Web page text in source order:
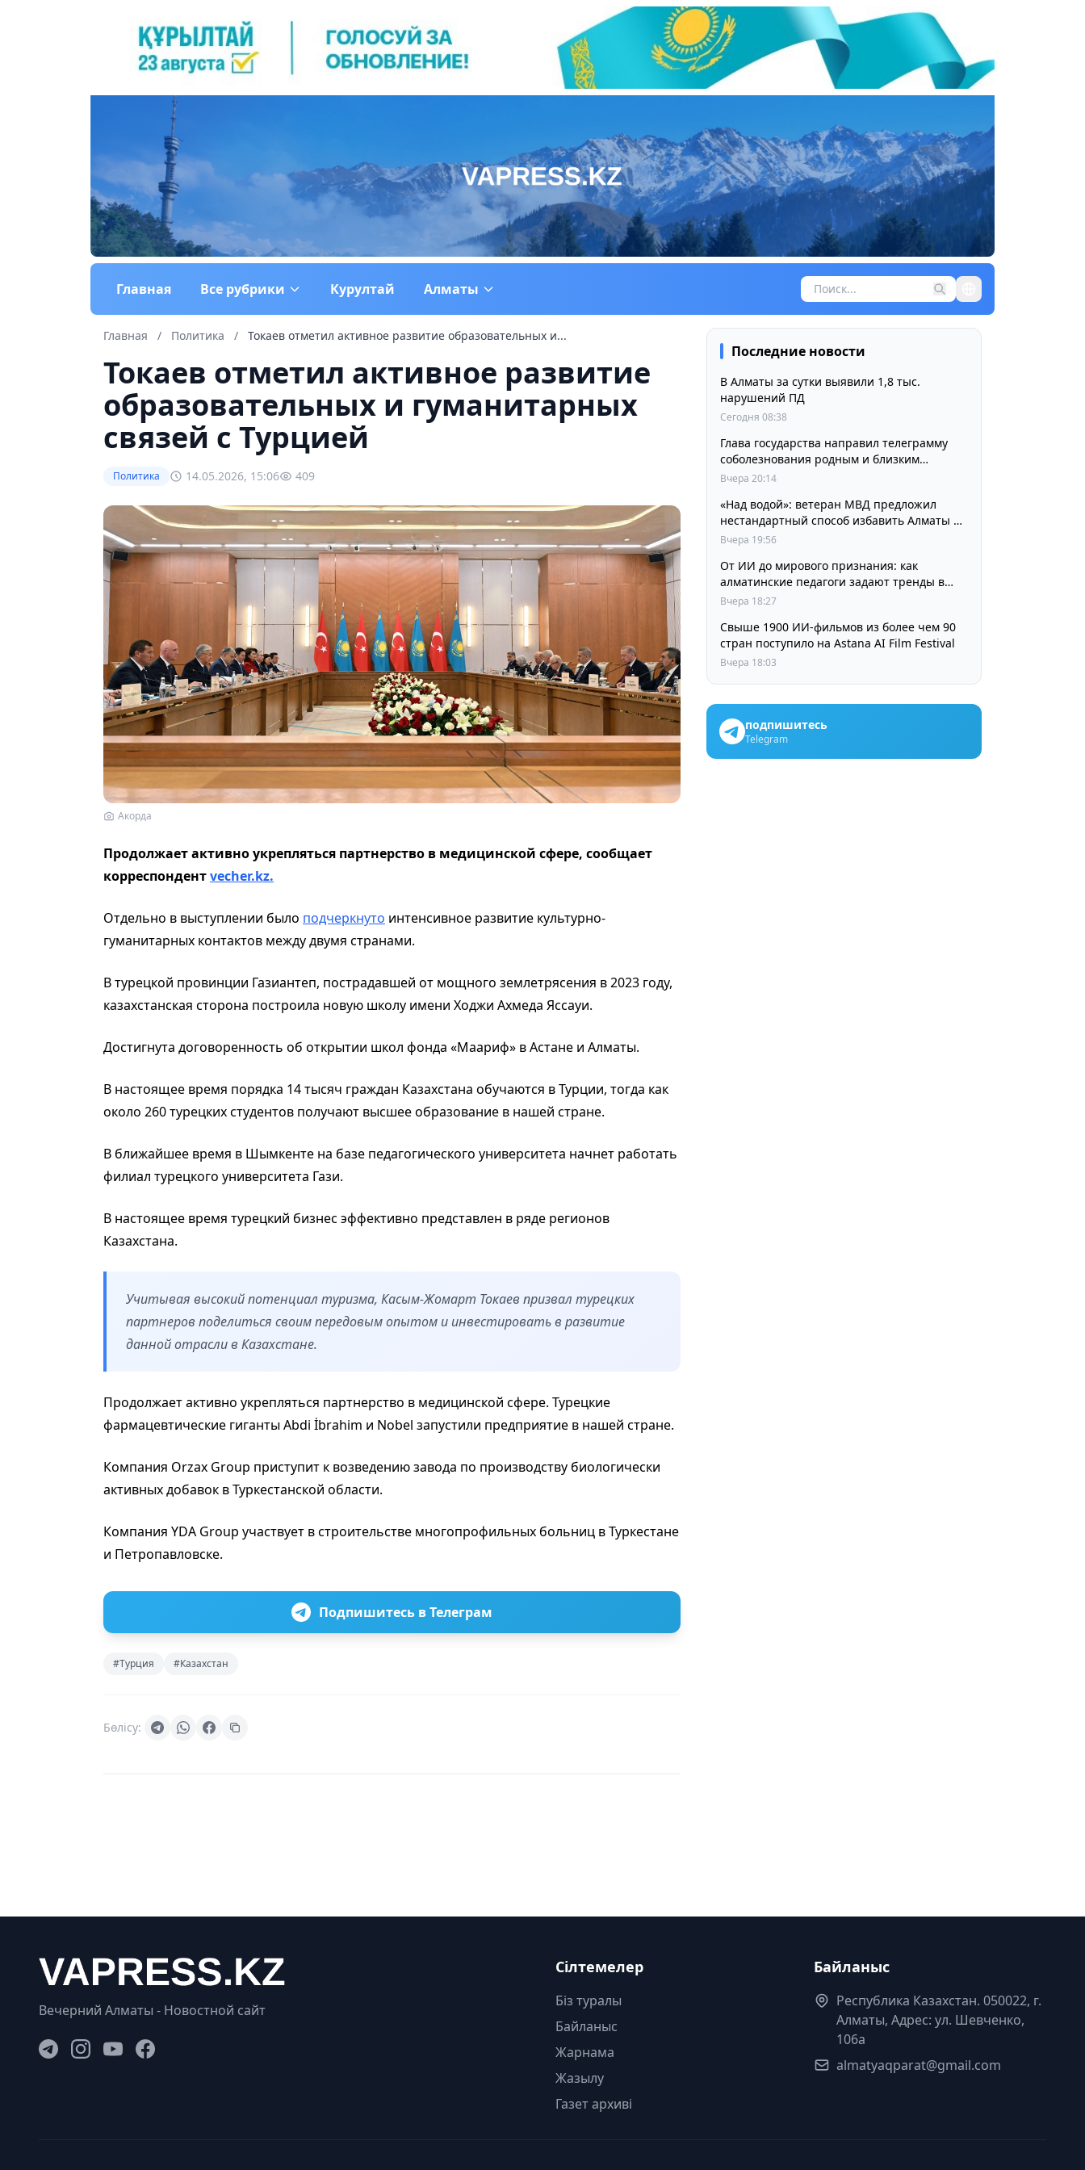
Главная Все рубрики Курултай Алматы
Главная / Политика / Токаев отметил активное развитие образовательных и...
Токаев отметил активное развитие
образовательных и гуманитарных
связей с Турцией
Политика 14.05.2026, 15:06 409
Акорда
Продолжает активно укрепляться партнерство в медицинской сфере, сообщает
корреспондентvecher.kz.
Отдельно в выступлении было подчеркнуто интенсивное развитие культурно-
гуманитарных контактов между двумя странами.
В турецкой провинции Газиантеп, пострадавшей от мощного землетрясения в 2023 году,
казахстанская сторона построила новую школу имени Ходжи Ахмеда Яссауи.
Достигнута договоренность об открытии школ фонда «Маариф» в Астане и Алматы.
В настоящее время порядка 14 тысяч граждан Казахстана обучаются в Турции, тогда как
около 260 турецких студентов получают высшее образование в нашей стране.
В ближайшее время в Шымкенте на базе педагогического университета начнет работать
филиал турецкого университета Гази.
В настоящее время турецкий бизнес эффективно представлен в ряде регионов
Казахстана.
Учитывая высокий потенциал туризма, Касым-Жомарт Токаев призвал турецких
партнеров поделиться своим передовым опытом и инвестировать в развитие
данной отрасли в Казахстане.
Продолжает активно укрепляться партнерство в медицинской сфере. Турецкие
фармацевтические гиганты Abdi İbrahim и Nobel запустили предприятие в нашей стране.
Компания Orzax Group приступит к возведению завода по производству биологически
активных добавок в Туркестанской области.
Компания YDA Group участвует в строительстве многопрофильных больниц в Туркестане
и Петропавловске.
Подпишитесь в Телеграм
#Турция #Казахстан
Бөлісу:
Последние новости
В Алматы за сутки выявили 1,8 тыс.
нарушений ПД
Сегодня 08:38
Глава государства направил телеграмму
соболезнования родным и близким
выдающегося кинорежиссера Ардака
Вчера 20:14
«Над водой»: ветеран МВД предложил
нестандартный способ избавить Алматы от
пробок и смога
Вчера 19:56
От ИИ до мирового признания: как
алматинские педагоги задают тренды в
изучении языков
Вчера 18:27
Свыше 1900 ИИ-фильмов из более чем 90
стран поступило на Astana AI Film Festival
Вчера 18:03
подпишитесь
Telegram
Вечерний Алматы - Новостной сайт
Сілтемелер
Біз туралы
Байланыс
Жарнама
Жазылу
Газет архиві
Байланыс
Республика Казахстан. 050022, г.
Алматы, Адрес: ул. Шевченко,
106а
almatyaqparat@gmail.com